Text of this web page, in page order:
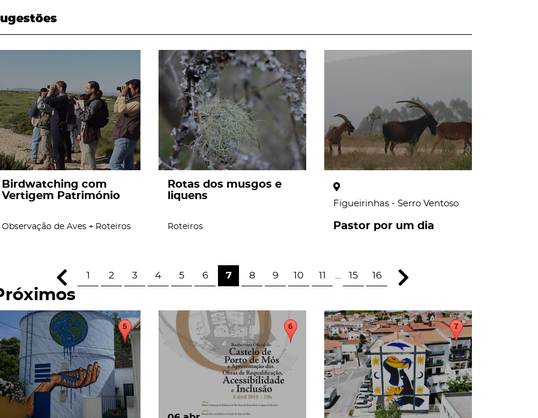
Birdwatching com
Vertigem Património
Observação de Aves Roteiros
page
Rotas dos musgos e
liquens
Roteiros
Figueirinhas - Serro Ventoso
Pastor por um dia
1 2 3 4 5 6 7 8 9 10 11 15 16
page